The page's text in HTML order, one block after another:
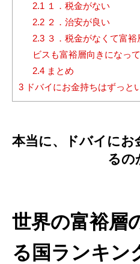
2.1 １．税金がない
2.2２．治安が良い
2.3３．税金がなくて富裕
ビスも富裕層向きになっ
2.4まとめ
3 ドバイにお金持ちはずっと
本当に、ドバイにお
るの
世界の富裕層
る国ランキン